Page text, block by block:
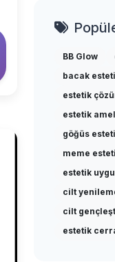
BB Glow
bacak
estetik
estetik
göğüs
meme
estetik
cilt
cilt
estetik